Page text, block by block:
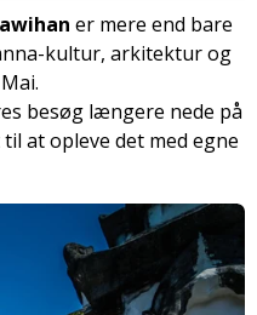
er mere end bare
kultur, arkitektur og
besøg længere nede på
at opleve det med egne